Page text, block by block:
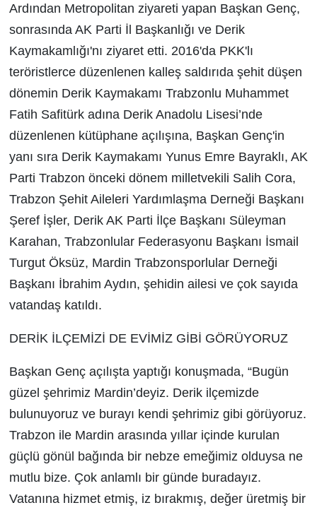
Ardından Metropolitan ziyareti yapan Başkan Genç,
sonrasında AK Parti İl Başkanlığı ve Derik
Kaymakamlığı'nı ziyaret etti. 2016'da PKK'lı
teröristlerce düzenlenen kalleş saldırıda şehit düşen
dönemin Derik Kaymakamı Trabzonlu Muhammet
Fatih Safitürk adına Derik Anadolu Lisesi’nde
düzenlenen kütüphane açılışına, Başkan Genç'in
yanı sıra Derik Kaymakamı Yunus Emre Bayraklı, AK
Parti Trabzon önceki dönem milletvekili Salih Cora,
Trabzon Şehit Aileleri Yardımlaşma Derneği Başkanı
Şeref İşler, Derik AK Parti İlçe Başkanı Süleyman
Karahan, Trabzonlular Federasyonu Başkanı İsmail
Turgut Öksüz, Mardin Trabzonsporlular Derneği
Başkanı İbrahim Aydın, şehidin ailesi ve çok sayıda
vatandaş katıldı.
DERİK İLÇEMİZİ DE EVİMİZ GİBİ GÖRÜYORUZ
Başkan Genç açılışta yaptığı konuşmada, “Bugün
güzel şehrimiz Mardin’deyiz. Derik ilçemizde
bulunuyoruz ve burayı kendi şehrimiz gibi görüyoruz.
Trabzon ile Mardin arasında yıllar içinde kurulan
güçlü gönül bağında bir nebze emeğimiz olduysa ne
mutlu bize. Çok anlamlı bir günde buradayız.
Vatanına hizmet etmiş, iz bırakmış, değer üretmiş bir